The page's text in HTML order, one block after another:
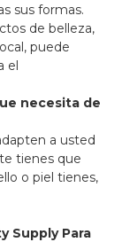
sus formas.
de belleza,
puede
el
necesita de
a usted
tienes que
o piel tienes,
Supply Para